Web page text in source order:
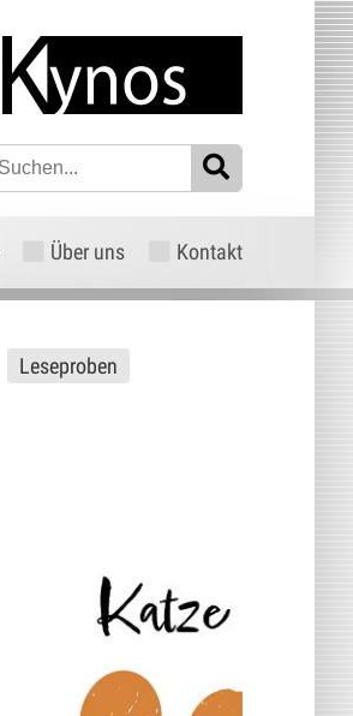
Leseproben
Über uns Kontakt